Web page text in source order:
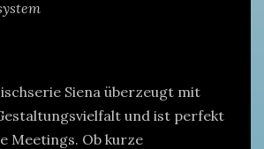
Siena überzeugt mit
und ist perfekt
Meetings. Ob kurze